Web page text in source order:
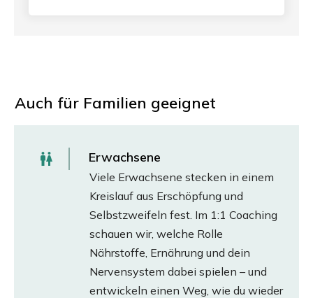
Auch für Familien geeignet
Erwachsene
Viele Erwachsene stecken in einem
Kreislauf aus Erschöpfung und
Selbstzweifeln fest. Im 1:1 Coaching
schauen wir, welche Rolle
Nährstoffe, Ernährung und dein
Nervensystem dabei spielen – und
entwickeln einen Weg, wie du wieder